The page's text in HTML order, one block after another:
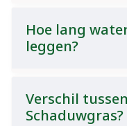
Hoe lang
leggen?
Verschil
Schaduwgras?